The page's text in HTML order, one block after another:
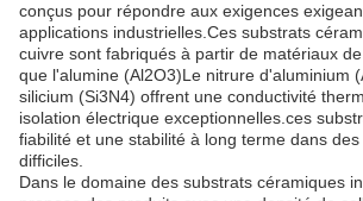
conçus pour répondre aux exigences
applications industrielles.Ces substrats
cuivre sont fabriqués à partir de matériaux
que l'alumine (Al2O3)Le nitrure d'aluminium
silicium (Si3N4) offrent une conductivité
isolation électrique exceptionnelles.ces
fiabilité et une stabilité à long terme dans
difficiles.
Dans le domaine des substrats céramiques